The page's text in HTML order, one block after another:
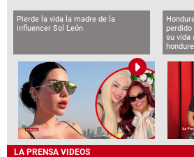
Pierde la vida la madre de la
influencer Sol León
perdido
su vida
LA PRENSA VIDEOS